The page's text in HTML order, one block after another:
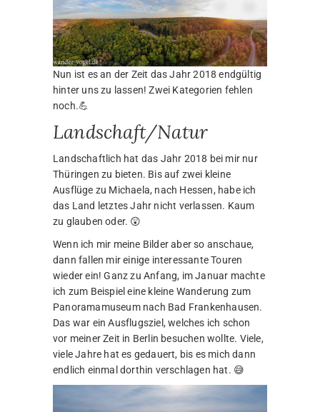
Nun ist es an der Zeit das Jahr 2018 endgültig
hinter uns zu lassen! Zwei Kategorien fehlen
noch.💪
Landschaft/Natur
Landschaftlich hat das Jahr 2018 bei mir nur
Thüringen zu bieten. Bis auf zwei kleine
Ausflüge zu Michaela, nach Hessen, habe ich
das Land letztes Jahr nicht verlassen. Kaum
zu glauben oder. 😲
Wenn ich mir meine Bilder aber so anschaue,
dann fallen mir einige interessante Touren
wieder ein! Ganz zu Anfang, im Januar machte
ich zum Beispiel eine kleine Wanderung zum
Panoramamuseum nach Bad Frankenhausen.
Das war ein Ausflugsziel, welches ich schon
vor meiner Zeit in Berlin besuchen wollte. Viele,
viele Jahre hat es gedauert, bis es mich dann
endlich einmal dorthin verschlagen hat. 😅